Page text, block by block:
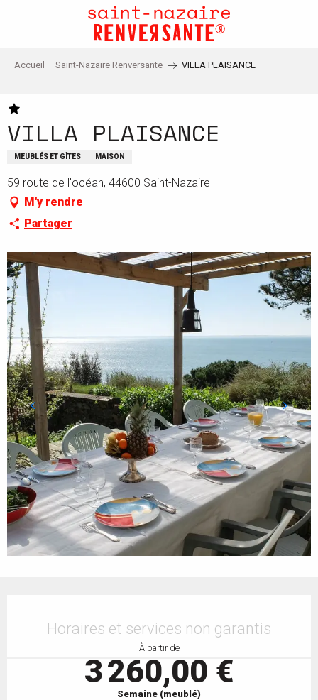
principal
Accueil – Saint-Nazaire Renversante VILLA PLAISANCE
VILLA PLAISANCE
MEUBLÉS ET GÎTES MAISON
59 route de l'océan, 44600 Saint-Nazaire
M'y rendre
Partager
Horaires et services non garantis
À partir de
3 260,00 €
Semaine (meublé)